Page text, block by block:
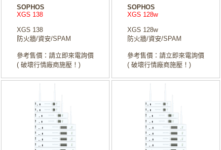
SOPHOS
XGS 138
XGS 138
防火牆/資安/SPAM
參考售價：請立即來電詢價
( 破壞行情廠商施壓！)
SOPHOS
XGS 128w
XGS 128w
防火牆/資安/SPAM
參考售價：請立即來電詢價
( 破壞行情廠商施壓！)